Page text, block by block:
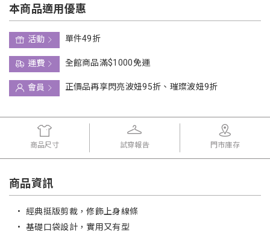
本商品適用優惠
活動
單件49折
運費
全館商品滿$1000免運
會員
正價品再享閃亮波妞95折、璀璨波妞9折
商品尺寸 試穿報告 門市庫存
商品資訊
• 經典挺版剪裁，修飾上身線條
• 基礎口袋設計，實用又有型